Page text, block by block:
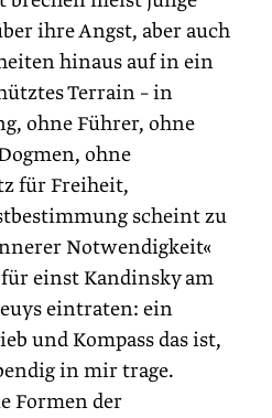
ihre Angst, aber auch
hinaus auf in ein
Terrain – in
ohne Führer, ohne
ohne
für Freiheit,
scheint zu
Notwendigkeit«
einst Kandinsky am
eintraten: ein
und Kompass das ist,
in mir trage.
Formen der